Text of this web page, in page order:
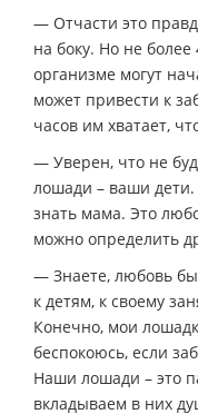
— Отчасти это
на боку. Но не более
организме могут
может привести к
часов им хватает,
— Уверен, что не
лошади – ваши дети.
знать мама. Это
можно определить
— Знаете, любовь
к детям, к своему
Конечно, мои
беспокоюсь, если
Наши лошади – это
вкладываем в них